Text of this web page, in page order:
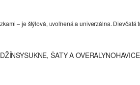
– je štýlová, uvoľnená a univerzálna.
DŽÍNSYSUKNE, ŠATY A OVERALY